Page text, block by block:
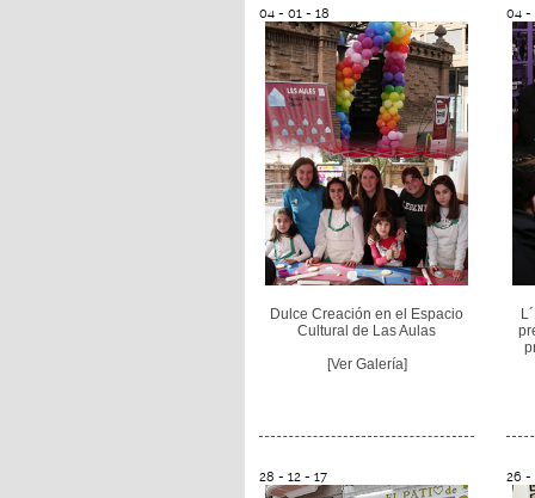
04 - 01 - 18
Dulce Creación en el Espacio
Cultural de Las Aulas
[Ver Galería]
04 -
28 - 12 - 17 26 -